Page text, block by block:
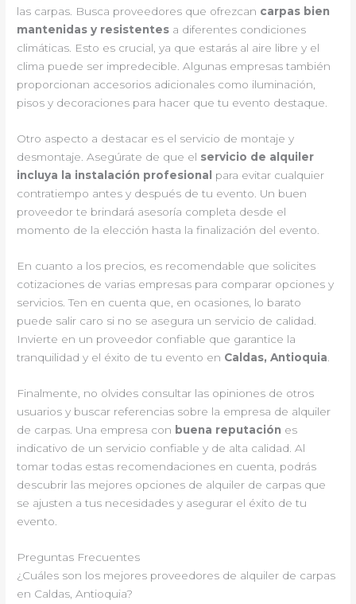
las carpas. Busca proveedores que ofrezcan carpas bien
mantenidas y resistentes a diferentes condiciones
climáticas. Esto es crucial, ya que estarás al aire libre y el
clima puede ser impredecible. Algunas empresas también
proporcionan accesorios adicionales como iluminación,
pisos y decoraciones para hacer que tu evento destaque.
Otro aspecto a destacar es el servicio de montaje y
desmontaje. Asegúrate de que el servicio de alquiler
incluya la instalación profesional
para evitar cualquier
contratiempo antes y después de tu evento. Un buen
proveedor te brindará asesoría completa desde el
momento de la elección hasta la finalización del evento.
En cuanto a los precios, es recomendable que solicites
cotizaciones de varias empresas para comparar opciones y
servicios. Ten en cuenta que, en ocasiones, lo barato
puede salir caro si no se asegura un servicio de calidad.
Invierte en un proveedor confiable que garantice la
tranquilidad y el éxito de tu evento en Caldas, Antioquia
Finalmente, no olvides consultar las opiniones de otros
usuarios y buscar referencias sobre la empresa de alquiler
de carpas. Una empresa con buena reputación es
indicativo de un servicio confiable y de alta calidad. Al
tomar todas estas recomendaciones en cuenta, podrás
descubrir las mejores opciones de alquiler de carpas que
se ajusten a tus necesidades y asegurar el éxito de tu
evento.
Preguntas Frecuentes
¿Cuáles son los mejores proveedores de alquiler de carpas
en Caldas, Antioquia?